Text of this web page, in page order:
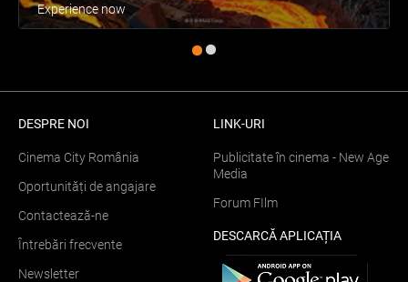
Experience now
DESPRE NOI
Cinema City România
Oportunități de angajare
Contactează-ne
Întrebări frecvente
Newsletter
LINK-URI
Publicitate în cinema - New Age
Media
Forum FIlm
DESCARCĂ APLICAȚIA